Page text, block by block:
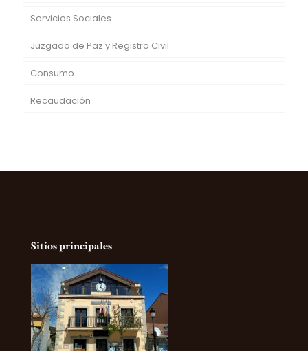
Servicios Sociales
Juzgado de Paz y Registro Civil
Consumo
Recaudación
Sitios principales